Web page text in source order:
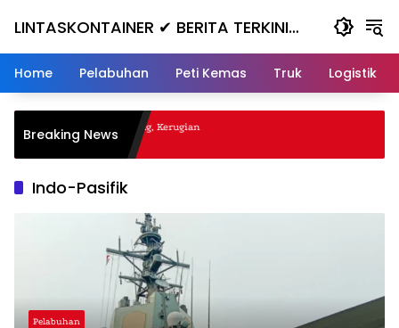
LINTASKONTAINER ✔ BERITA TERKINI
KONTAINER TERBARU HARI INI
Home Pelabuhan Peti Kemas Truk Logistik
Breaking News
Nanjak, Masuk ke Jurang, Kerugian
Indo-Pasifik
Pelabuhan